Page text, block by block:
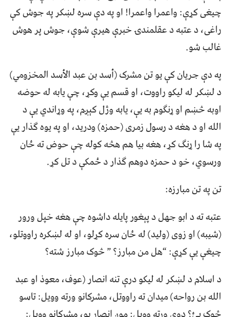
چیغی کړې: واعمرا واعمرا! او په دې سره لښکر په جوش کې
راغی، د عتبه د عقلمندۍ خبرې هیرې شوې، جوش پر هوش
غالب شو.
په دې جریان کې یو تن مشرک (أسد بن عبد الأسد المخزومي)
د لښکر له لیکو راووت، او قسم یې وکړ، چې یابه له حوضه
اوبه څښم او ړنګوم به یې، یابه وژل کېږم، په وړاندي یې د
الله او د هغه د رسول زمری (حمزه) ودرید، او په یوه ګذار یې
په شا را ړنګ کړ، هغه بیا هم هڅه کوله چې حوض ته ځان
ورسوي، خو د حمزه دوهم ګذار د ځمکې د تل کړ.
تن په تن مبارزه:
عتبه ته د ابو جهل د پېغور پایله داشوه چې هغه خپل ورور
(شیبه) او زوی (ولید) له ځان سره کړلو، او له لښکره راووتلو،
چیغې یې کړې: “هل من مبارز؟ ” څوک مبارز شته؟
د اسلام د لښکر له لیکو درې تنه انصار (عوف، معوذ او عبد
الله بن رواحه) میدان ته راووتل، مشرکانو ورته وویل: تاسو